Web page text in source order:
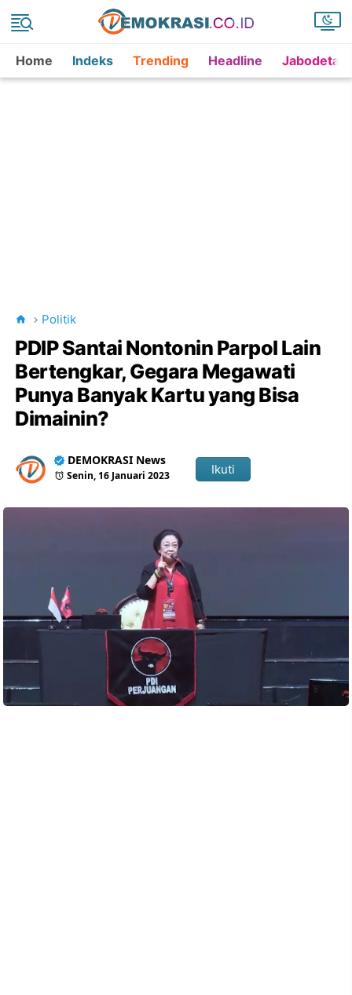
Home Indeks Trending Headline
Politik
PDIP Santai Nontonin Parpol Lain
Bertengkar, Gegara Megawati
Punya Banyak Kartu yang Bisa
Dimainin?
DEMOKRASI News
Senin, 16 Januari 2023 Ikuti